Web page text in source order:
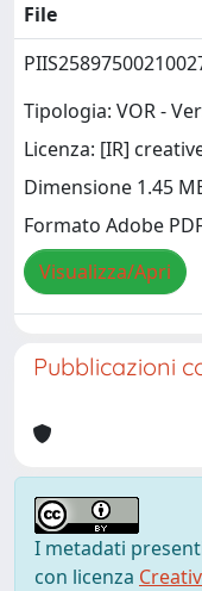
File
Tipologia: VOR -
Licenza: [IR]
Dimensione 1.45
Formato Adobe
Visualizza/Apri
Pubblicazioni
I metadati
con licenza